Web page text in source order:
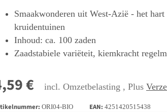
Smaakwonderen uit West-Azië - het
kruidentuinen
Inhoud: ca. 100 zaden
Zaadstabiele variëteit, kiemkracht
€ incl. Omzetbelasting , Plus
ORI04-BIO EAN: 4251420515438